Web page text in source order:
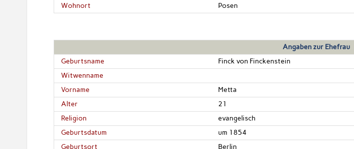
Wohnort
Posen
Angaben zur Ehefrau
Geburtsname
Finck von Finckenstein
Witwenname
Vorname
Metta
Alter
21
Religion
evangelisch
Geburtsdatum
um 1854
Geburtsort
Berlin